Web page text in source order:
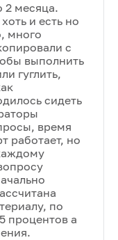
2 месяца.
и есть но
много
с
выполнить
гуглить,
сидеть
время
работает, но
по
процентов а